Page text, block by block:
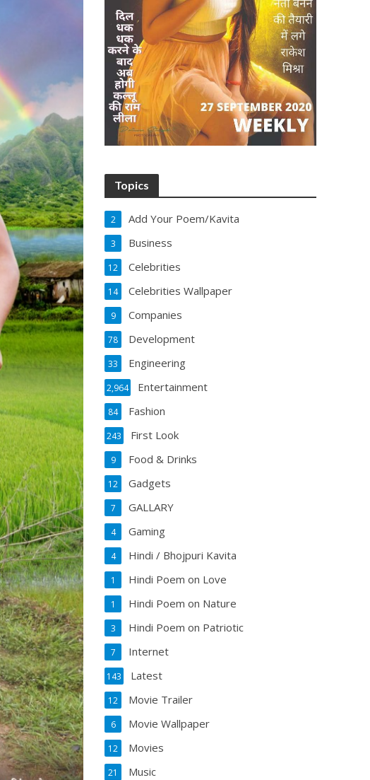
झा
Topics
Add Your Poem/Kavita
2
Business
3
Celebrities
12
Celebrities Wallpaper
14
Companies
9
Development
78
Engineering
33
Entertainment
2,964
Fashion
84
First Look
243
Food & Drinks
9
Gadgets
12
GALLARY
7
Gaming
4
Hindi / Bhojpuri Kavita
4
Hindi Poem on Love
1
Hindi Poem on Nature
1
Hindi Poem on Patriotic
3
Internet
7
Latest
143
Movie Trailer
12
Movie Wallpaper
6
Movies
12
Music
21